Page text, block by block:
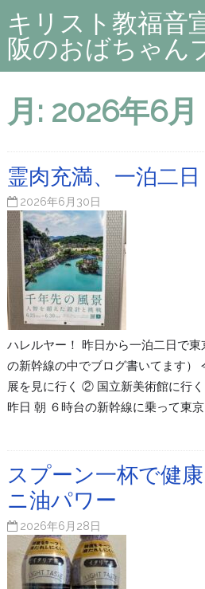
キリスト教福音
阪のおばちゃん
月: 2026年6月
霊肉充満、一泊二
2026年6月30日
ハレルヤー！ 昨日から一泊二日で
の新幹線の中でブログ書いてます
展を見に行く ② 国立新美術館に行
昨日 朝 ６時台の新幹線に乗って東京
スプーン一杯で健
ニ油パワー
2026年6月28日